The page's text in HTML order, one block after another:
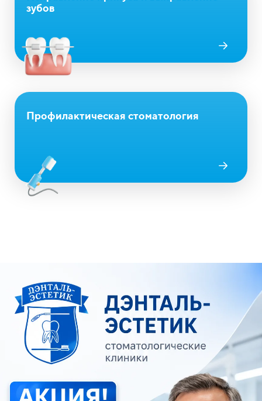
зубов
Профилактическая стоматология